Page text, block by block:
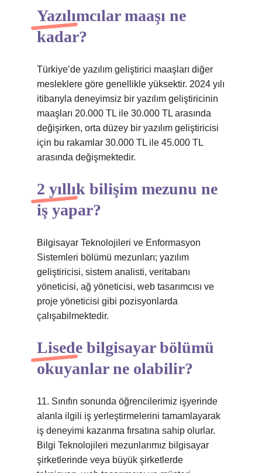
Yazılımcılar maaşı ne
kadar?
Türkiye’de yazılım geliştirici maaşları diğer
mesleklere göre genellikle yüksektir. 2024 yılı
itibarıyla deneyimsiz bir yazılım geliştiricinin
maaşları 20.000 TL ile 30.000 TL arasında
değişirken, orta düzey bir yazılım geliştiricisi
için bu rakamlar 30.000 TL ile 45.000 TL
arasında değişmektedir.
2 yıllık bilişim mezunu ne
iş yapar?
Bilgisayar Teknolojileri ve Enformasyon
Sistemleri bölümü mezunları; yazılım
geliştiricisi, sistem analisti, veritabanı
yöneticisi, ağ yöneticisi, web tasarımcısı ve
proje yöneticisi gibi pozisyonlarda
çalışabilmektedir.
Lisede bilgisayar bölümü
okuyanlar ne olabilir?
11. Sınıfın sonunda öğrencilerimiz işyerinde
alanla ilgili iş yerleştirmelerini tamamlayarak
iş deneyimi kazanma fırsatına sahip olurlar.
Bilgi Teknolojileri mezunlarımız bilgisayar
şirketlerinde veya büyük şirketlerde